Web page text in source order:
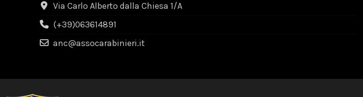
Via Carlo Alberto dalla Chiesa 1/A
(+39)063614891
anc@assocarabinieri.it